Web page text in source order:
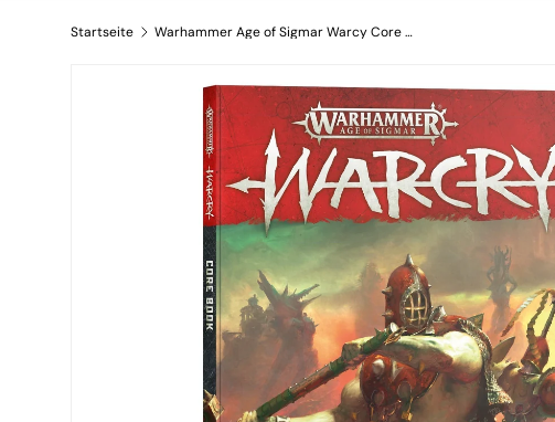
Startseite Warhammer Age of Sigmar Warcy Core Book Englisch